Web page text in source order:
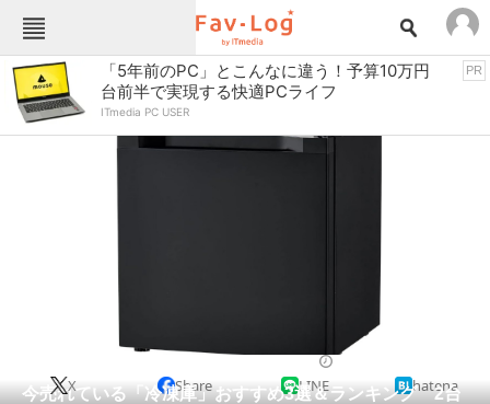
Fav-Logカテゴリー一覧
TOP アウトドア用品
インテリア・収納 おもちゃ・ホビー
パソコン・タブレット
ペット 家電
「5年前のPC」とこんなに違う！予算10万円
台前半で実現する快適PCライフ
ITmedia PC USER
PR
今売れている「冷凍庫」おすすめ3選＆ランキング 2台
X Share LINE hatena